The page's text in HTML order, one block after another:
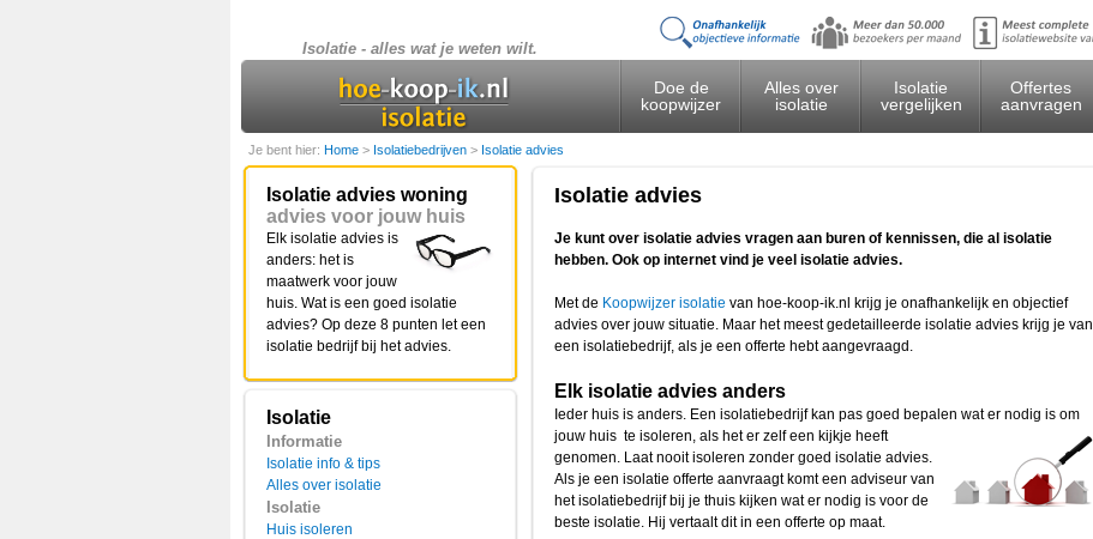
Isolatie - alles wat je weten wilt.
Doe de
koopwijzer
Alles over
isolatie
Isolatie
vergelijken
Offertes
aanvragen
Je bent hier: Home > Isolatiebedrijven > Isolatie advies
Isolatie advies woning
advies voor jouw huis
Elk isolatie advies is
anders: het is
maatwerk voor jouw
huis. Wat is een goed isolatie
advies? Op deze 8 punten let een
isolatie bedrijf bij het advies.
Isolatie
Informatie
Isolatie info & tips
Alles over isolatie
Isolatie
Huis isoleren
Isolatie advies
Je kunt over isolatie advies vragen aan buren of kennissen, die al isolatie
hebben. Ook op internet vind je veel isolatie advies.
Met de Koopwijzer isolatie van hoe-koop-ik.nl krijg je onafhankelijk en objectief
advies over jouw situatie. Maar het meest gedetailleerde isolatie advies krijg je van
een isolatiebedrijf, als je een offerte hebt aangevraagd.
Elk isolatie advies anders
Ieder huis is anders. Een isolatiebedrijf kan pas goed bepalen wat er nodig is om
jouw huis te isoleren, als het er zelf een kijkje heeft
genomen. Laat nooit isoleren zonder goed isolatie advies.
Als je een isolatie offerte aanvraagt komt een adviseur van
het isolatiebedrijf bij je thuis kijken wat er nodig is voor de
beste isolatie. Hij vertaalt dit in een offerte op maat.